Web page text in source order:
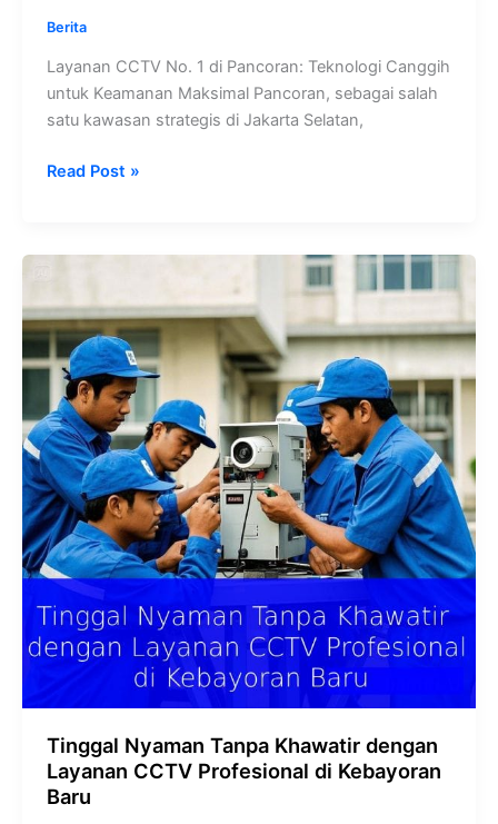
Berita
Layanan CCTV No. 1 di Pancoran: Teknologi Canggih
untuk Keamanan Maksimal Pancoran, sebagai salah
satu kawasan strategis di Jakarta Selatan,
Read Post »
Tinggal Nyaman Tanpa Khawatir dengan
Layanan CCTV Profesional di Kebayoran
Baru
Tanpa
Khawatir
dengan
Layanan
CCTV
Profesional
di
Kebayoran
Baru